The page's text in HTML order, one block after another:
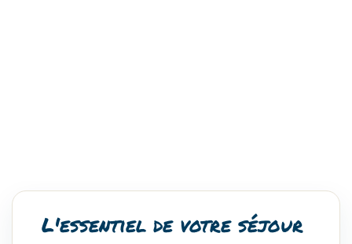
L'essentiel de votre séjour